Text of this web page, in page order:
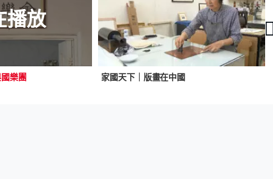
播放
樂團 家國天下｜版畫在中國